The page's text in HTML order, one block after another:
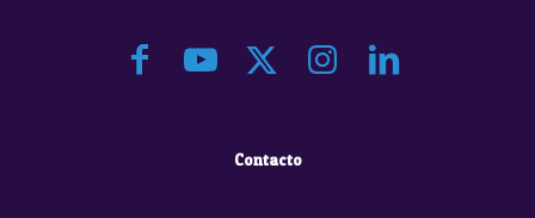
Contacto